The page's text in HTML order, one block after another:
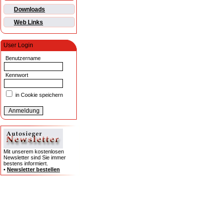
Downloads
Web Links
User Login
Benutzername
Kennwort
in Cookie speichern
Mit unserem kostenlosen
Newsletter sind Sie immer
bestens informiert.
• Newsletter bestellen